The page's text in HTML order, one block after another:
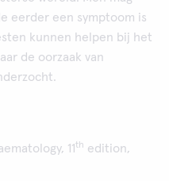
eerder een symptoom is
kunnen helpen bij het
de oorzaak van
11th edition,